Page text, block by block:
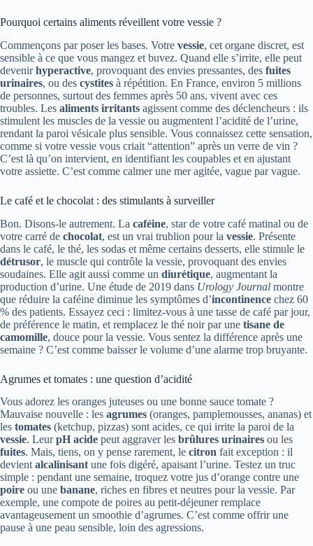
Pourquoi certains aliments réveillent votre vessie ?
Commençons par poser les bases. Votre vessie, cet organe discret, est
sensible à ce que vous mangez et buvez. Quand elle s’irrite, elle peut
devenirhyperactive, provoquant des envies pressantes, des fuites
urinaires, ou des cystites à répétition. En France, environ 5 millions
de personnes, surtout des femmes après 50 ans, vivent avec ces
troubles. Les aliments irritants agissent comme des déclencheurs : ils
stimulent les muscles de la vessie ou augmentent l’acidité de l’urine,
rendant la paroi vésicale plus sensible. Vous connaissez cette sensation,
comme si votre vessie vous criait “attention” après un verre de vin ?
C’est là qu’on intervient, en identifiant les coupables et en ajustant
votre assiette. C’est comme calmer une mer agitée, vague par vague.
Le café et le chocolat : des stimulants à surveiller
Bon. Disons-le autrement. La caféine, star de votre café matinal ou de
votre carré de chocolat, est un vrai trublion pour la vessie. Présente
dans le café, le thé, les sodas et même certains desserts, elle stimule le
détrusor, le muscle qui contrôle la vessie, provoquant des envies
soudaines. Elle agit aussi comme un diurétique, augmentant la
production d’urine. Une étude de 2019 dans Urology Journal montre
que réduire la caféine diminue les symptômes d’incontinence chez 60
% des patients. Essayez ceci : limitez-vous à une tasse de café par jour,
de préférence le matin, et remplacez le thé noir par une tisane de
camomille, douce pour la vessie. Vous sentez la différence après une
semaine ? C’est comme baisser le volume d’une alarme trop bruyante.
Agrumes et tomates : une question d’acidité
Vous adorez les oranges juteuses ou une bonne sauce tomate ?
Mauvaise nouvelle : les agrumes (oranges, pamplemousses, ananas) et
les tomates (ketchup, pizzas) sont acides, ce qui irrite la paroi de la
vessie. LeurpH acide peut aggraver les brûlures urinaires ou les
fuites. Mais, tiens, on y pense rarement, le citron fait exception : il
devientalcalinisantune fois digéré, apaisant l’urine. Testez un truc
simple : pendant une semaine, troquez votre jus d’orange contre une
poire ou une banane, riches en fibres et neutres pour la vessie. Par
exemple, une compote de poires au petit-déjeuner remplace
avantageusement un smoothie d’agrumes. C’est comme offrir une
pause à une peau sensible, loin des agressions.